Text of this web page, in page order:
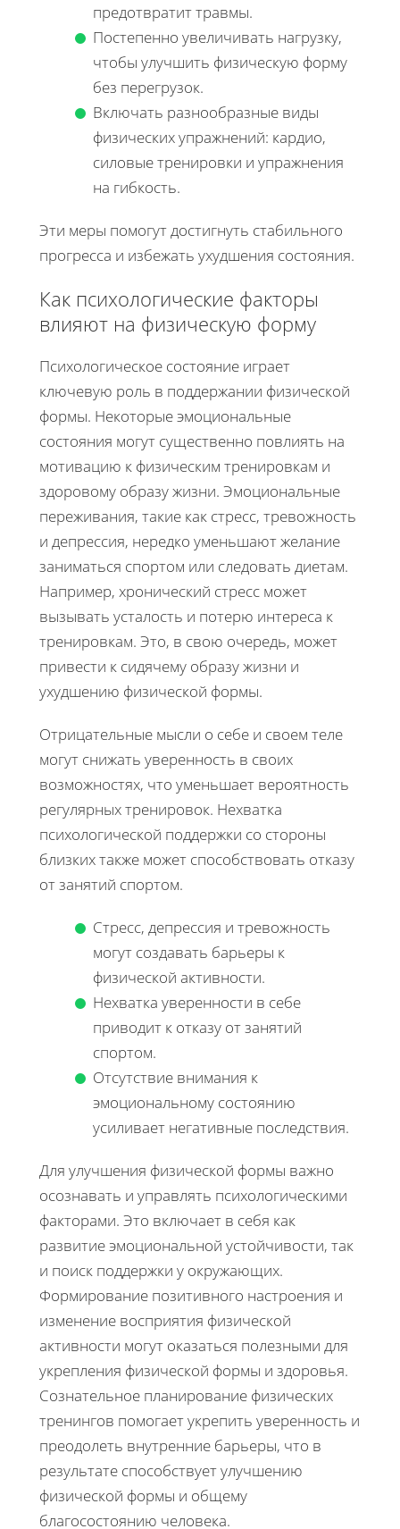
предотвратит травмы.
Постепенно увеличивать нагрузку,
чтобы улучшить физическую форму
без перегрузок.
Включать разнообразные виды
физических упражнений: кардио,
силовые тренировки и упражнения
на гибкость.
Эти меры помогут достигнуть стабильного
прогресса и избежать ухудшения состояния.
Как психологические факторы
влияют на физическую форму
Психологическое состояние играет
ключевую роль в поддержании физической
формы. Некоторые эмоциональные
состояния могут существенно повлиять на
мотивацию к физическим тренировкам и
здоровому образу жизни. Эмоциональные
переживания, такие как стресс, тревожность
и депрессия, нередко уменьшают желание
заниматься спортом или следовать диетам.
Например, хронический стресс может
вызывать усталость и потерю интереса к
тренировкам. Это, в свою очередь, может
привести к сидячему образу жизни и
ухудшению физической формы.
Отрицательные мысли о себе и своем теле
могут снижать уверенность в своих
возможностях, что уменьшает вероятность
регулярных тренировок. Нехватка
психологической поддержки со стороны
близких также может способствовать отказу
от занятий спортом.
Стресс, депрессия и тревожность
могут создавать барьеры к
физической активности.
Нехватка уверенности в себе
приводит к отказу от занятий
спортом.
Отсутствие внимания к
эмоциональному состоянию
усиливает негативные последствия.
Для улучшения физической формы важно
осознавать и управлять психологическими
факторами. Это включает в себя как
развитие эмоциональной устойчивости, так
и поиск поддержки у окружающих.
Формирование позитивного настроения и
изменение восприятия физической
активности могут оказаться полезными для
укрепления физической формы и здоровья.
Сознательное планирование физических
тренингов помогает укрепить уверенность и
преодолеть внутренние барьеры, что в
результате способствует улучшению
физической формы и общему
благосостоянию человека.